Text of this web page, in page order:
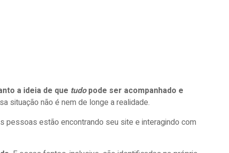
a ideia de que tudopode ser acompanhado e
situação não é nem de longe a realidade.
pessoas estão encontrando seu site e interagindo com